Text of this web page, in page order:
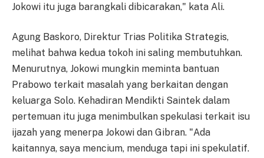
Jokowi itu juga barangkali dibicarakan," kata Ali.
Agung Baskoro, Direktur Trias Politika Strategis,
melihat bahwa kedua tokoh ini saling membutuhkan.
Menurutnya, Jokowi mungkin meminta bantuan
Prabowo terkait masalah yang berkaitan dengan
keluarga Solo. Kehadiran Mendikti Saintek dalam
pertemuan itu juga menimbulkan spekulasi terkait isu
ijazah yang menerpa Jokowi dan Gibran. "Ada
kaitannya, saya mencium, menduga tapi ini spekulatif.